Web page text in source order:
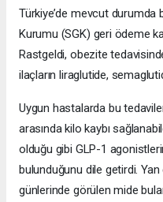
Türkiye’de mevcut durumda
Kurumu (SGK) geri ödeme
Rastgeldi, obezite
ilaçların liraglutide,
Uygun hastalarda bu
arasında kilo kaybı
olduğu gibi GLP-1
bulunduğunu dile getirdi.
günlerinde görülen mide